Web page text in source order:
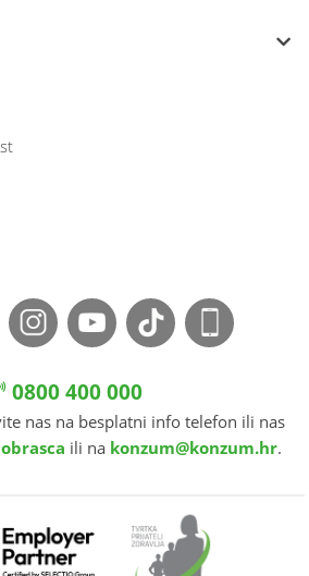
0800 400 000
nas na besplatni info telefon ili nas
obrasca ili na konzum@konzum.hr.